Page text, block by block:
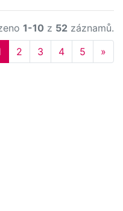
1-10 z 52 záznamů.
2 3 4 5 »